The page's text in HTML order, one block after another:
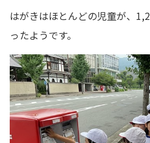
はがきはほとんどの児童が、
ったようです。